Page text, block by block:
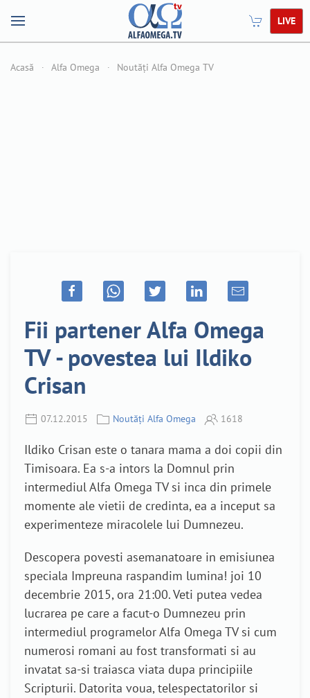
LIVE
Acasă Alfa Omega Noutăți Alfa Omega TV
Fii partener Alfa Omega
TV - povestea lui Ildiko
Crisan
07.12.2015 Noutăți Alfa Omega 1618
Ildiko Crisan este o tanara mama a doi copii din
Timisoara. Ea s-a intors la Domnul prin
intermediul Alfa Omega TV si inca din primele
momente ale vietii de credinta, ea a inceput sa
experimenteze miracolele lui Dumnezeu.
Descopera povesti asemanatoare in emisiunea
speciala Impreuna raspandim lumina! joi 10
decembrie 2015, ora 21:00. Veti putea vedea
lucrarea pe care a facut-o Dumnezeu prin
intermediul programelor Alfa Omega TV si cum
numerosi romani au fost transformati si au
invatat sa-si traiasca viata dupa principiile
Scripturii. Datorita voua, telespectatorilor si